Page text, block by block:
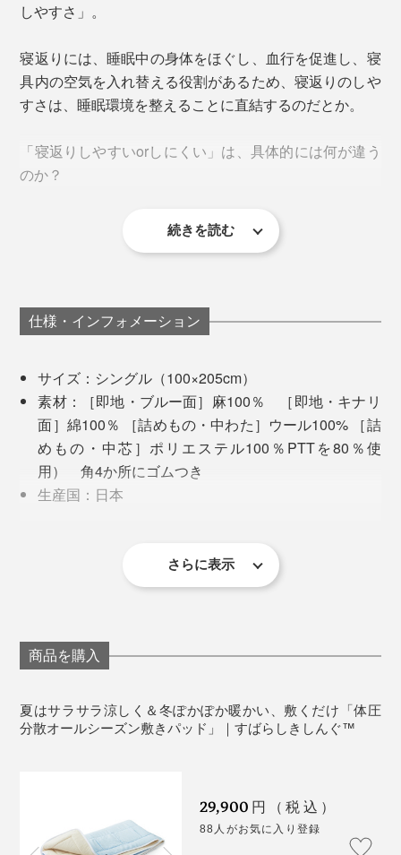
しかも、空気が通りやすく、ムレにくいのも特徴。こん
なに薄いのに、長期間使ってもほぼヘタリしらず。ずっ
夏サラサラ、冬ぽかぽか
この体圧分散素材「フュージョン」。そのままでは肌ざ
はいいものの、冬は寒い。
クになりますが、『すばらしきしんぐ™』なら大丈夫。
れます。１〜２週間に１度の洗濯を推奨。
しやすさ」。
寝返りには、睡眠中の身体をほぐし、血行を促進し、寝
具内の空気を入れ替える役割があるため、寝返りのしや
すさは、睡眠環境を整えることに直結するのだとか。
「寝返りしやすいorしにくい」は、具体的には何が違う
のか？
今回、撮影時のベッドが低反発の柔らかいベッドだった
『すばらしきしんぐ™』で寝返り
柔らかめのベッドの場合、体が沈み込んで包まれる感じ
があり、寝返りを打つためには、「かかと」に力を入れ
続きを読む
仕様・インフォメーション
サイズ：シングル（100×205cm）
素材：［即地・ブルー面］麻100％ ［即地・キナリ
面］綿100％ ［詰めもの・中わた］ウール100% ［詰
めもの・中芯］ポリエステル100％PTTを80％使
用） 角4か所にゴムつき
生産国：日本
さらに表示
商品を購入
夏はサラサラ涼しく＆冬ぽかぽか暖かい、敷くだけ「体圧
分散オールシーズン敷きパッド」｜すばらしきしんぐ™
29,900 円（税込）
88人がお気に入り登録